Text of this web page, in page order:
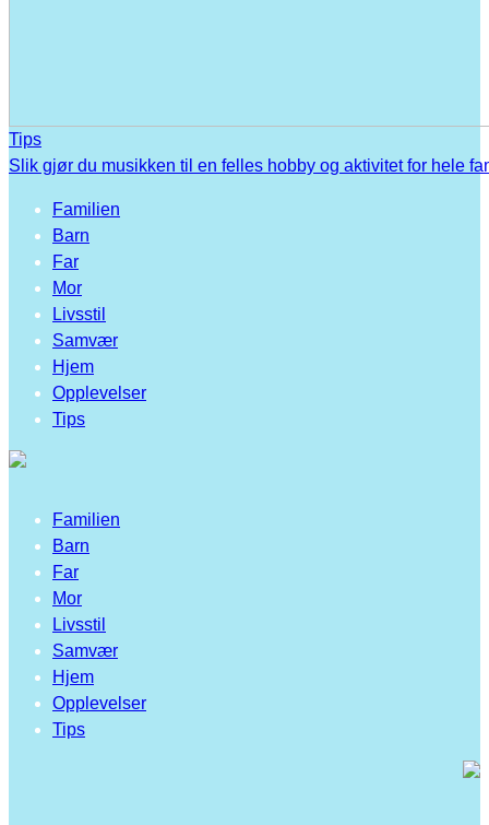
Tips
Slik gjør du musikken til en felles hobby og aktivitet for hele
Familien
Barn
Far
Mor
Livsstil
Samvær
Hjem
Opplevelser
Tips
Familien
Barn
Far
Mor
Livsstil
Samvær
Hjem
Opplevelser
Tips